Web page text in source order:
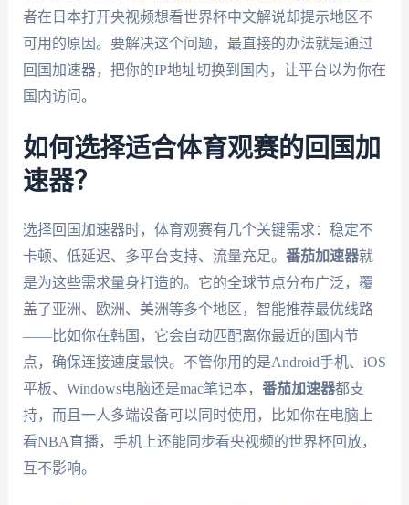
者在日本打开央视频想看世界杯中文解说却提示地区不
可用的原因。要解决这个问题，最直接的办法就是通过
回国加速器，把你的IP地址切换到国内，让平台以为你在
国内访问。
如何选择适合体育观赛的回国加
速器？
选择回国加速器时，体育观赛有几个关键需求：稳定不
卡顿、低延迟、多平台支持、流量充足。 番茄加速器就
是为这些需求量身打造的。它的全球节点分布广泛，覆
盖了亚洲、欧洲、美洲等多个地区，智能推荐最优线路
——比如你在韩国，它会自动匹配离你最近的国内节
点，确保连接速度最快。不管你用的是Android手机、iOS
平板、Windows电脑还是mac笔记本， 番茄加速器都支
持，而且一人多端设备可以同时使用，比如你在电脑上
看NBA直播，手机上还能同步看央视频的世界杯回放，
互不影响。